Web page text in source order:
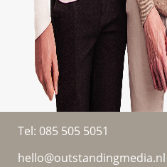
Tel: 085 505 5051
hello@outstandingmedia.nl